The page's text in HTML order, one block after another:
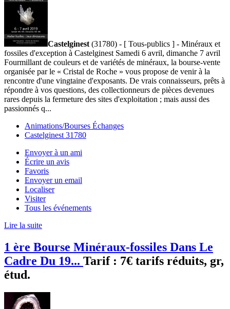
Castelginest (31780) - [ Tous-publics ] - Minéraux et
fossiles d'exception à Castelginest Samedi 6 avril, dimanche 7 avril
Fourmillant de couleurs et de variétés de minéraux, la bourse-vente
organisée par le « Cristal de Roche » vous propose de venir à la
rencontre d'une vingtaine d'exposants. De vrais connaisseurs, prêts à
répondre à vos questions, des collectionneurs de pièces devenues
rares depuis la fermeture des sites d'exploitation ; mais aussi des
passionnés q...
Animations/Bourses Échanges
Castelginest 31780
Envoyer à un ami
Écrire un avis
Favoris
Envoyer un email
Localiser
Visiter
Tous les événements
Lire la suite
1 ère Bourse Minéraux-fossiles Dans Le
Cadre Du 19... Tarif : 7€ tarifs réduits, gr,
étud.